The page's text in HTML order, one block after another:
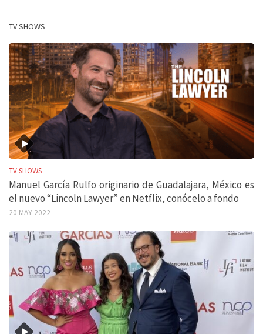
TV SHOWS
TV SHOWS
Manuel García Rulfo originario de Guadalajara, México es
el nuevo “Lincoln Lawyer” en Netflix, conócelo a fondo
20 MAY 2022